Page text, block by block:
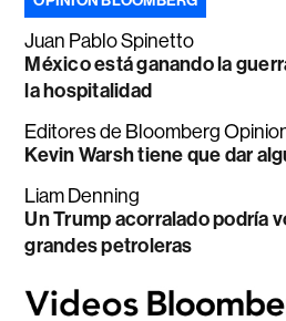
Juan Pablo Spinetto
México está ganando la
la hospitalidad
Editores de Bloomberg
Kevin Warsh tiene que dar
Liam Denning
Un Trump acorralado podría
grandes petroleras